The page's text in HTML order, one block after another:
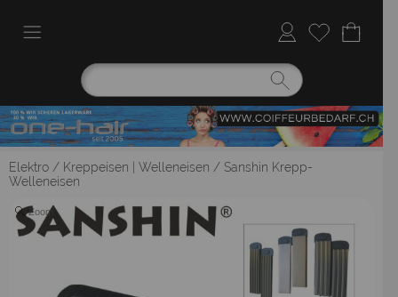
Elektro / Kreppeisen | Welleneisen / Sanshin Krepp-
Welleneisen
Zoom